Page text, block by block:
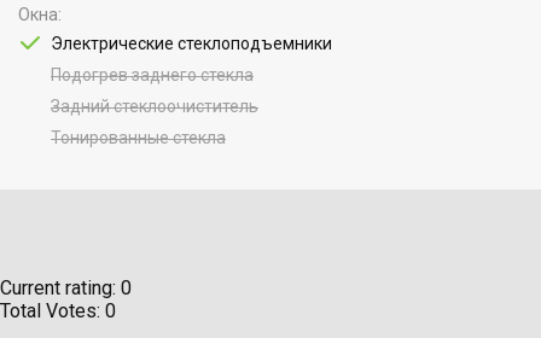
Окна
Электрические стеклоподъемники
Подогрев заднего стекла
Задний стеклоочиститель
Тонированные стекла
Current rating: 0
Total Votes: 0